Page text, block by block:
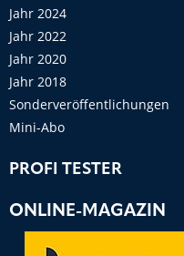
Jahr 2024
Jahr 2022
Jahr 2020
Jahr 2018
Sonderveröffentlichungen
Mini-Abo
PROFI TESTER
ONLINE-MAGAZIN